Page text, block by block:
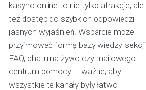
kasyno online to nie tylko atrakcje, ale
też dostęp do szybkich odpowiedzi i
jasnych wyjaśnień. Wsparcie może
przyjmować formę bazy wiedzy, sekcji
FAQ, chatu na żywo czy mailowego
centrum pomocy — ważne, aby
wszystkie te kanały były łatwo